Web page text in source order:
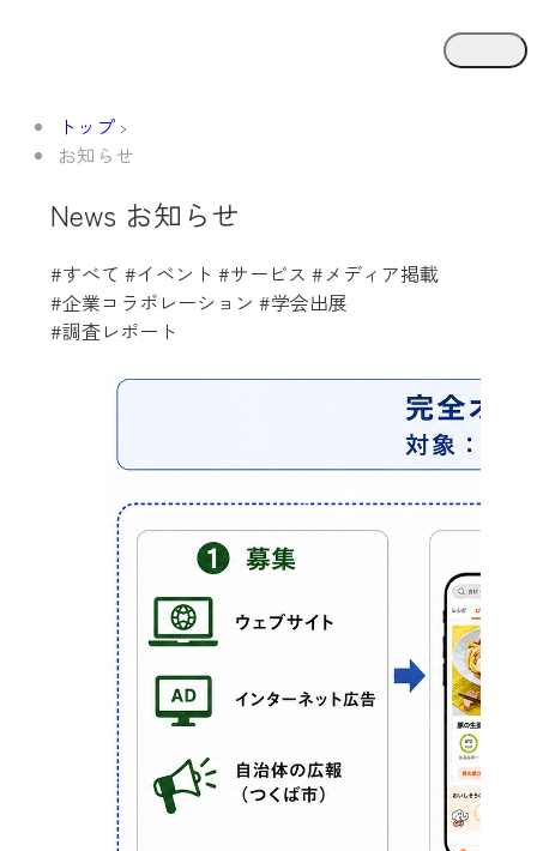
トップ
お知らせ
News お知らせ
#すべて #イベント #サービス #メディア掲載
#企業コラボレーション #学会出展
#調査レポート